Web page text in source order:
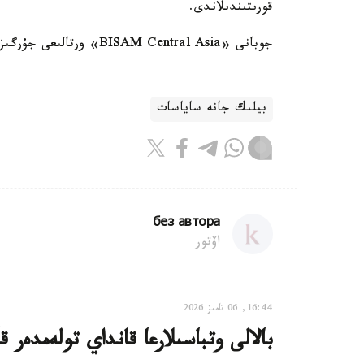
قورىتىندىلاندى.
جوبانى «BISAM Central Asia» ورتالىعى جۇرگىزدى.
بيلىك جانە ساياسات
без автора
اۆتور
16:44, 06 تامىز 2026
بالالى وتباسىلارعا قانداي تولەمدەر